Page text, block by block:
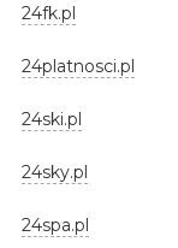
24fk.pl
24platnosci.pl
24ski.pl
24sky.pl
24spa.pl